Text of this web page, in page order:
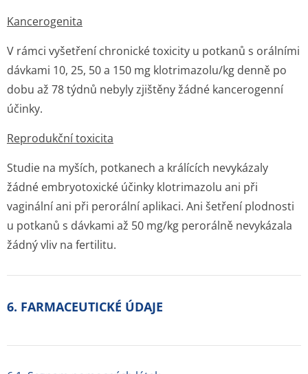
Kancerogenita
V rámci vyšetření chronické toxicity u potkanů s orálními
dávkami 10, 25, 50 a 150 mg klotrimazolu/kg denně po
dobu až 78 týdnů nebyly zjištěny žádné kancerogenní
účinky.
Reprodukční toxicita
Studie na myších, potkanech a králících nevykázaly
žádné embryotoxické účinky klotrimazolu ani při
vaginální ani při perorální aplikaci. Ani šetření plodnosti
u potkanů s dávkami až 50 mg/kg perorálně nevykázala
žádný vliv na fertilitu.
6. FARMACEUTICKÉ ÚDAJE